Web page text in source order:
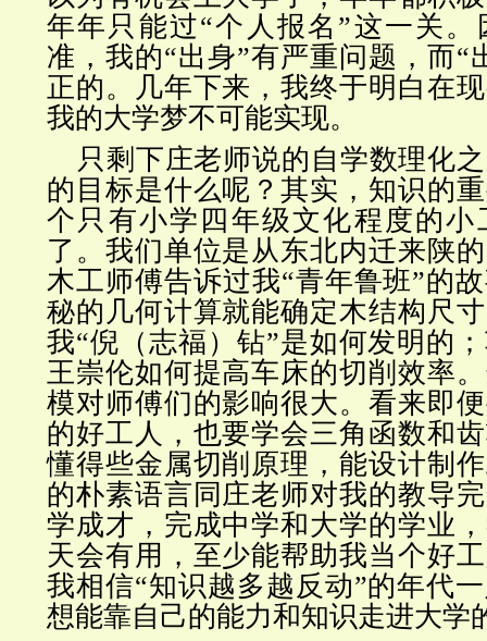
年年只能过“个人报名”这一关。
准，我的“出身”有严重问题，而“
正的。几年下来，我终于明白在
我的大学梦不可能实现。
只剩下庄老师说的自学数理化
的目标是什么呢？其实，知识的
个只有小学四年级文化程度的小
了。我们单位是从东北内迁来陕
木工师傅告诉过我“青年鲁班”的
秘的几何计算就能确定木结构尺
我“倪（志福）钻”是如何发明的
王崇伦如何提高车床的切削效率
模对师傅们的影响很大。看来即
的好工人，也要学会三角函数和
懂得些金属切削原理，能设计制
的朴素语言同庄老师对我的教导
学成才，完成中学和大学的学业
天会有用，至少能帮助我当个好
我相信“知识越多越反动”的年代
想能靠自己的能力和知识走进大学